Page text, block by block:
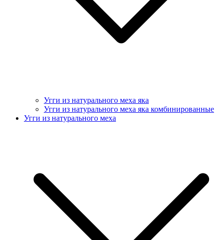
Угги из натурального меха яка
Угги из натурального меха яка комбинированные
Угги из натурального меха